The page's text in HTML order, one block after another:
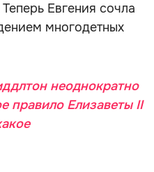
Евгения сочла
многодетных
неоднократно
правило Елизаветы II